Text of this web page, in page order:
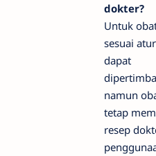
dokter?
Untuk
sesuai
dapat
namun
tetap
resep